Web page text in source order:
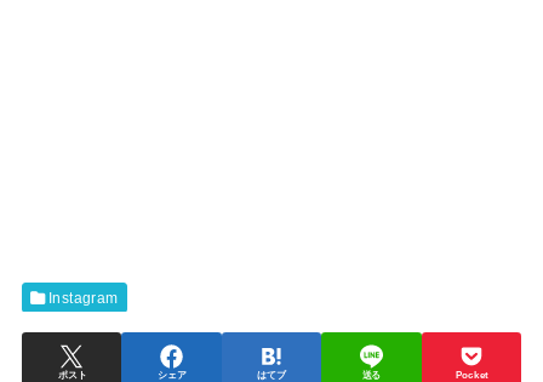
Instagram
ポスト シェア はてブ 送る Pocket